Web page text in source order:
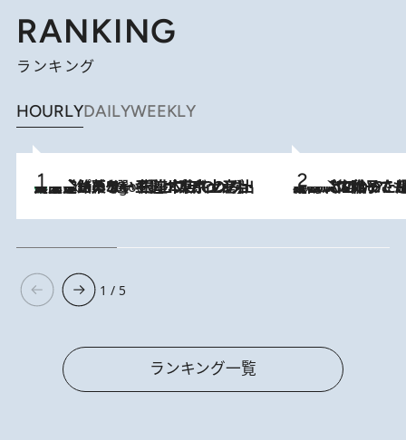
RANKING
ランキング
HOURLYDAILYWEEKLY
5 Hours Ago
【間違いのない王道・東京土産】資生堂パーラー 銀座本店でのみ出会える銘菓5選《極上プディング・濃厚チーズケーキ・ボンボンショコラほか》 2026.8.5
【阿川佐和子さんの年とる力】なぜ70代で始めた趣味は“こんなに楽しい”のか？ ピアノ、俳句…スランプに陥っても続けられる“ある秘訣”とは
1 / 5
ランキング一覧